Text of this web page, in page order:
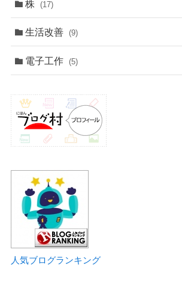
株 (17)
生活改善 (9)
電子工作 (5)
人気ブログランキング